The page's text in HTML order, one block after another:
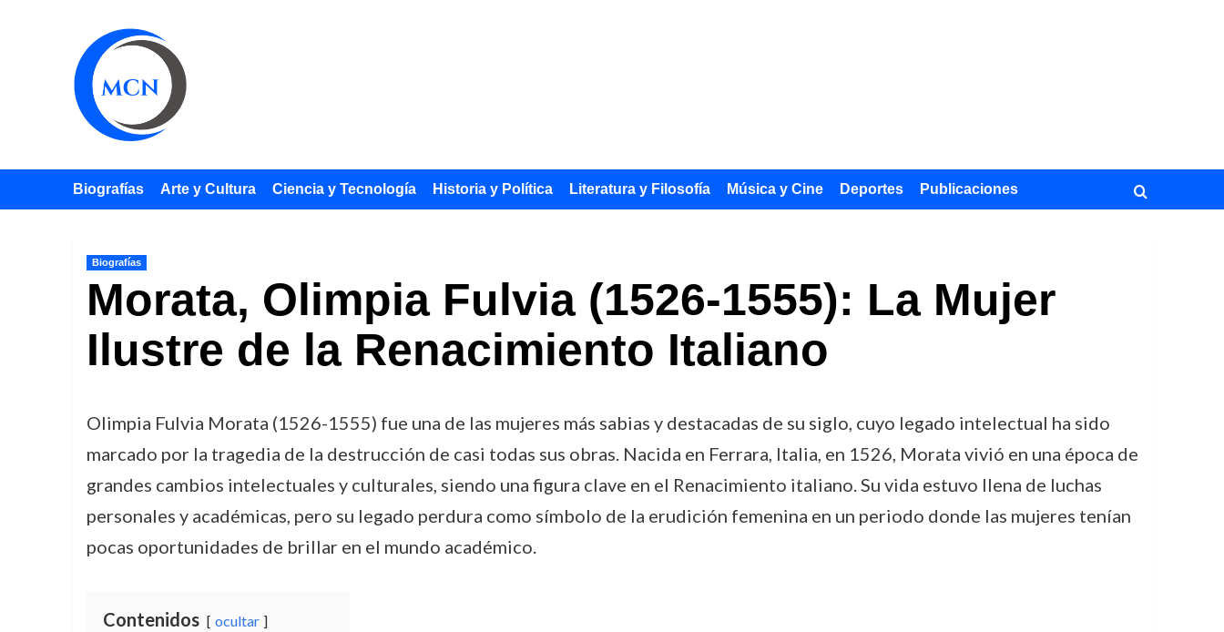
Biografías Arte y Cultura Ciencia y Tecnología Historia y Política Literatura y Filosofía Música y Cine Deportes Publicaciones
Biografías
Morata, Olimpia Fulvia (1526-1555): La Mujer
Ilustre de la Renacimiento Italiano
Olimpia Fulvia Morata (1526-1555) fue una de las mujeres más sabias y destacadas de su siglo, cuyo legado intelectual ha sido
marcado por la tragedia de la destrucción de casi todas sus obras. Nacida en Ferrara, Italia, en 1526, Morata vivió en una época de
grandes cambios intelectuales y culturales, siendo una figura clave en el Renacimiento italiano. Su vida estuvo llena de luchas
personales y académicas, pero su legado perdura como símbolo de la erudición femenina en un periodo donde las mujeres tenían
pocas oportunidades de brillar en el mundo académico.
Contenidos ocultar